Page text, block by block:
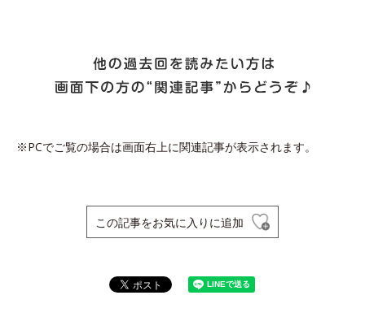
※PCでご覧の場合は画面右上に関連記事が表示されます。
この記事をお気に入りに追加